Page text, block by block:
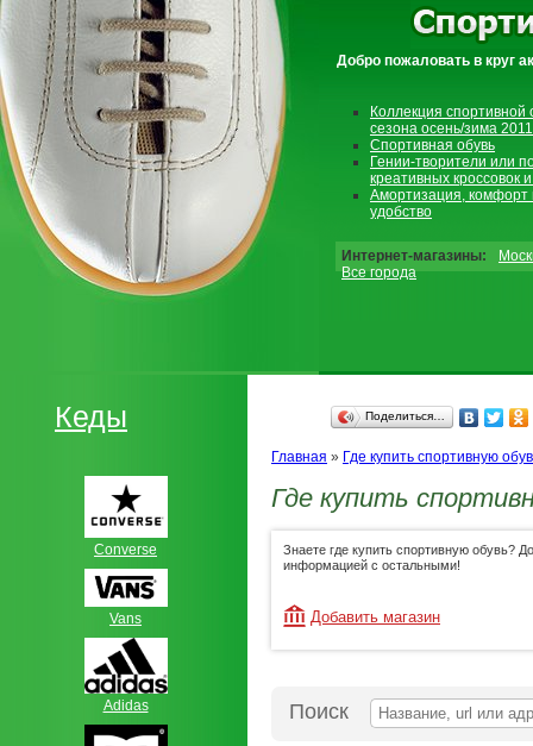
Добро пожаловать в круг
Коллекция спортивной
сезона осень/зима 2011
Спортивная обувь
Гении-творители или
креативных кроссовок
Амортизация, комфорт
удобство
Интернет-магазины:
Все города
Кеды
Сonverse
Vans
Adidas
Поделиться…
Главная » Где купить спортивную
Где купить
Знаете где купить спортивную обувь?
информацией с остальными!
Добавить магазин
Поиск